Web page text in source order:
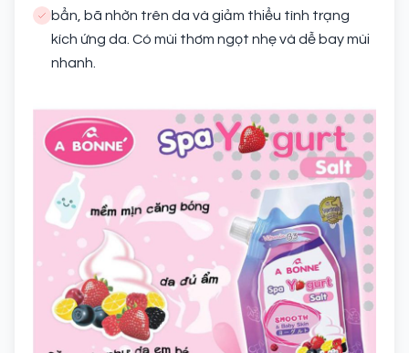
bẩn, bã nhờn trên da và giảm thiểu tình trạng
kích ứng da. Có mùi thơm ngọt nhẹ và dễ bay mùi
nhanh.